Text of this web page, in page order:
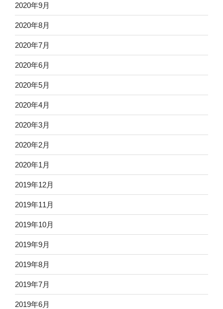
2020年9月
2020年8月
2020年7月
2020年6月
2020年5月
2020年4月
2020年3月
2020年2月
2020年1月
2019年12月
2019年11月
2019年10月
2019年9月
2019年8月
2019年7月
2019年6月